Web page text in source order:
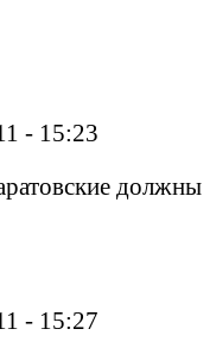
- 15:23
должны
- 15:27